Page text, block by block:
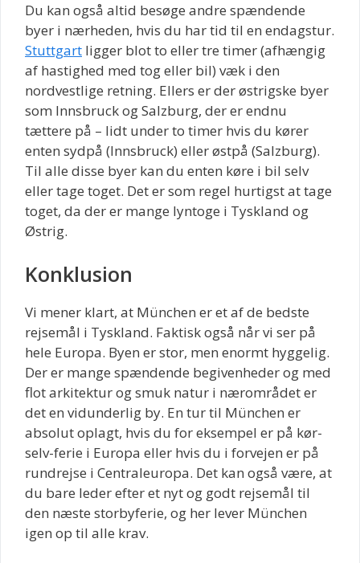
Du kan også altid besøge andre spændende
byer i nærheden, hvis du har tid til en endagstur.
Stuttgart ligger blot to eller tre timer (afhængig
af hastighed med tog eller bil) væk i den
nordvestlige retning. Ellers er der østrigske byer
som Innsbruck og Salzburg, der er endnu
tættere på – lidt under to timer hvis du kører
enten sydpå (Innsbruck) eller østpå (Salzburg).
Til alle disse byer kan du enten køre i bil selv
eller tage toget. Det er som regel hurtigst at tage
toget, da der er mange lyntoge i Tyskland og
Østrig.
Konklusion
Vi mener klart, at München er et af de bedste
rejsemål i Tyskland. Faktisk også når vi ser på
hele Europa. Byen er stor, men enormt hyggelig.
Der er mange spændende begivenheder og med
flot arkitektur og smuk natur i nærområdet er
det en vidunderlig by. En tur til München er
absolut oplagt, hvis du for eksempel er på kør-
selv-ferie i Europa eller hvis du i forvejen er på
rundrejse i Centraleuropa. Det kan også være, at
du bare leder efter et nyt og godt rejsemål til
den næste storbyferie, og her lever München
igen op til alle krav.